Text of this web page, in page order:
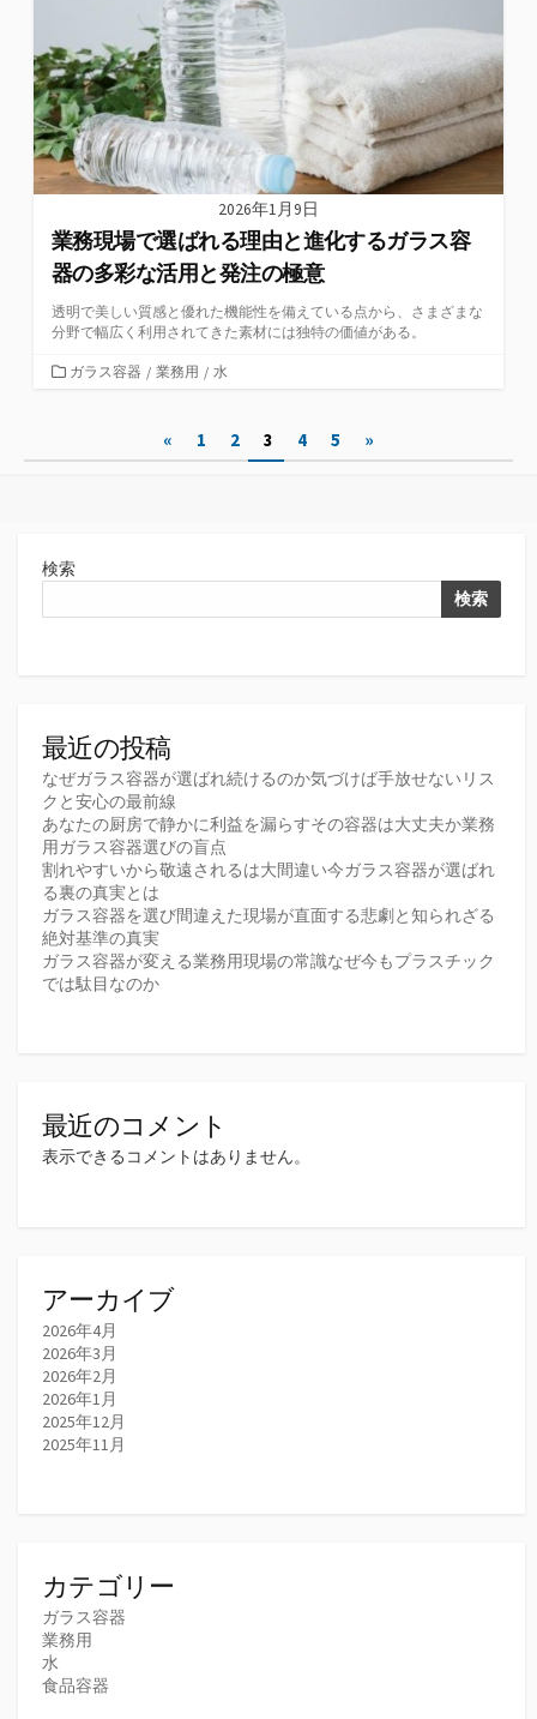
2026年1月9日
業務現場で選ばれる理由と進化するガラス容
器の多彩な活用と発注の極意
透明で美しい質感と優れた機能性を備えている点から、さまざまな
分野で幅広く利用されてきた素材には独特の価値がある。
カ
ー
ガラス容器 / 業務用 / 水
ペ
り
« 1 2 3 4 5 »
検索
検索
最近の投稿
なぜガラス容器が選ばれ続けるのか気づけば手放せないリス
クと安心の最前線
あなたの厨房で静かに利益を漏らすその容器は大丈夫か業務
用ガラス容器選びの盲点
割れやすいから敬遠されるは大間違い今ガラス容器が選ばれ
る裏の真実とは
ガラス容器を選び間違えた現場が直面する悲劇と知られざる
絶対基準の真実
ガラス容器が変える業務用現場の常識なぜ今もプラスチック
では駄目なのか
最近のコメント
表示できるコメントはありません。
アーカイブ
2026年4月
2026年3月
2026年2月
2026年1月
2025年12月
2025年11月
カテゴリー
ガラス容器
業務用
水
食品容器